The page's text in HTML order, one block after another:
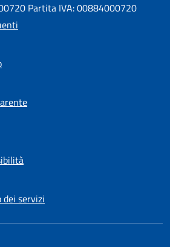
Partita IVA: 00884000720
servizi